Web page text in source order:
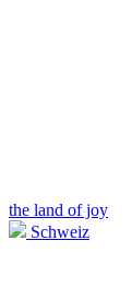
the land of joy
Schweiz